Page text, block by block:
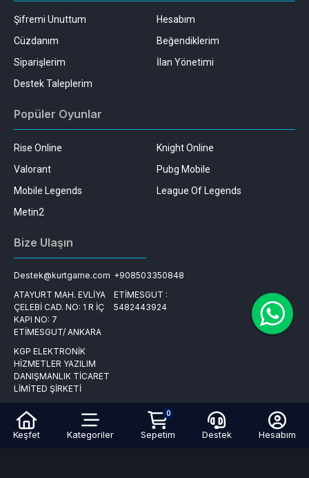
Keşfet Kategoriler
0
Sepetim Destek Hesabım
Şifremi Unuttum
Hesabım
Cüzdanım
Beğendiklerim
Siparişlerim
İlan Yönetimi
Destek Taleplerim
Popüler Oyunlar
Rise Online
Knight Online
Valorant
Pubg Mobile
Mobile Legends
League Of Legends
Metin2
Bize Ulaşın
Destek@kurtgame.com +908503350848
ATAYURT MAH. EVLİYA
ÇELEBİ CAD. NO: 1 R İÇ
KAPI NO: 7
ETİMESGUT/ ANKARA
ETİMESGUT :
5482443924
KGP ELEKTRONİK
HİZMETLER YAZILIM
DANIŞMANLIK TİCARET
LİMİTED ŞİRKETİ